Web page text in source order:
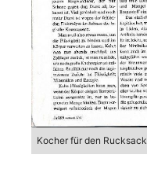
Kocher für den Rucksack